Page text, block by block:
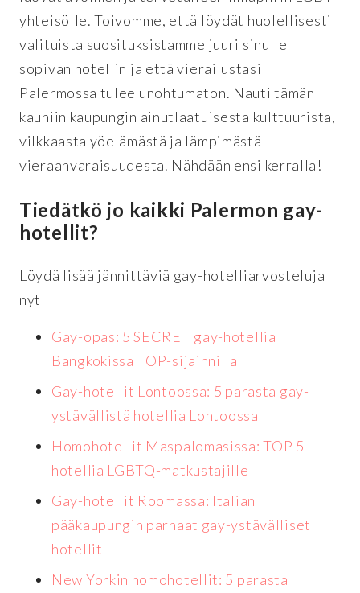
yhteisölle. Toivomme, että löydät huolellisesti
valituista suosituksistamme juuri sinulle
sopivan hotellin ja että vierailustasi
Palermossa tulee unohtumaton. Nauti tämän
kauniin kaupungin ainutlaatuisesta kulttuurista,
vilkkaasta yöelämästä ja lämpimästä
vieraanvaraisuudesta. Nähdään ensi kerralla!
Tiedätkö jo kaikki Palermon gay-
hotellit?
Löydä lisää jännittäviä gay-hotelliarvosteluja
nyt
Gay-opas: 5 SECRET gay-hotellia
Bangkokissa TOP-sijainnilla
Gay-hotellit Lontoossa: 5 parasta gay-
ystävällistä hotellia Lontoossa
Homohotellit Maspalomasissa: TOP 5
hotellia LGBTQ-matkustajille
Gay-hotellit Roomassa: Italian
pääkaupungin parhaat gay-ystävälliset
hotellit
New Yorkin homohotellit: 5 parasta